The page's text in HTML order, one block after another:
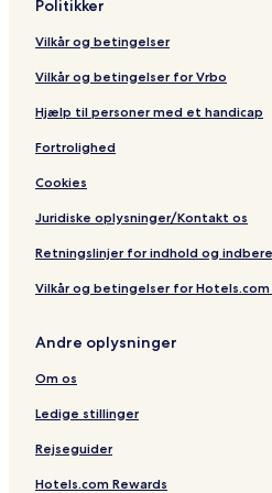
n
p
r
i
a
i
s
a
m
a
r
n
S
p
a
Politikker
Vilkår og betingelser
Vilkår og betingelser for Vrbo
Hjælp til personer med et handicap
Fortrolighed
Cookies
Juridiske oplysninger/Kontakt os
Retningslinjer for indhold og
Vilkår og betingelser for Hotels.com
Andre oplysninger
Om os
Ledige stillinger
Rejseguider
Hotels.com Rewards